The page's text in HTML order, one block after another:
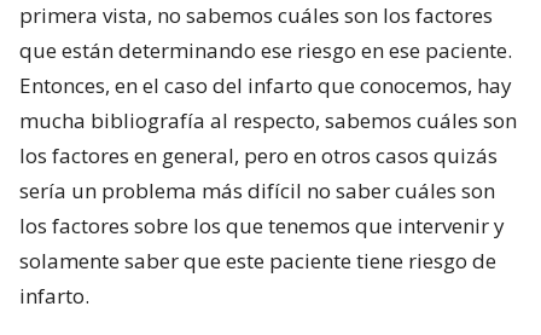
primera vista, no sabemos cuáles son los factores
que están determinando ese riesgo en ese paciente.
Entonces, en el caso del infarto que conocemos, hay
mucha bibliografía al respecto, sabemos cuáles son
los factores en general, pero en otros casos quizás
sería un problema más difícil no saber cuáles son
los factores sobre los que tenemos que intervenir y
solamente saber que este paciente tiene riesgo de
infarto.